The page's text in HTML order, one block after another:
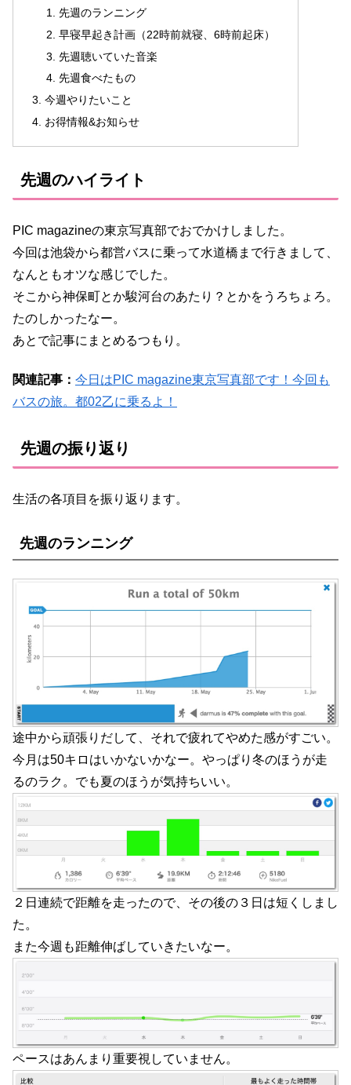
先週のランニング
早寝早起き計画（22時前就寝、6時前起床）
先週聴いていた音楽
先週食べたもの
今週やりたいこと
お得情報&お知らせ
先週のハイライト
PIC magazineの東京写真部でおでかけしました。
今回は池袋から都営バスに乗って水道橋まで行きまして、
なんともオツな感じでした。
そこから神保町とか駿河台のあたり？とかをうろちょろ。
たのしかったなー。
あとで記事にまとめるつもり。
関連記事： 今日はPIC magazine東京写真部です！今回も
バスの旅。都02乙に乗るよ！
先週の振り返り
生活の各項目を振り返ります。
先週のランニング
途中から頑張りだして、それで疲れてやめた感がすごい。
今月は50キロはいかないかなー。やっぱり冬のほうが走
るのラク。でも夏のほうが気持ちいい。
２日連続で距離を走ったので、その後の３日は短くしまし
た。
また今週も距離伸ばしていきたいなー。
ペースはあんまり重要視していません。